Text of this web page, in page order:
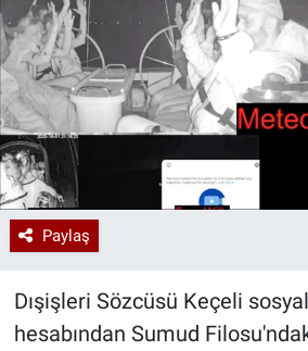
Paylaş
Dışişleri Sözcüsü Keçeli
hesabından Sumud
Ramazan